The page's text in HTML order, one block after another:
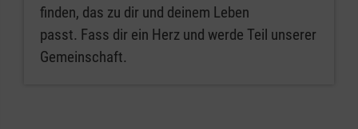
finden, das zu dir und deinem Leben
passt. Fass dir ein Herz und werde Teil unserer
Gemeinschaft.